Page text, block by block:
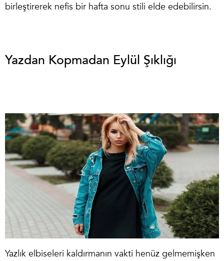
birleştirerek nefis bir hafta sonu stili elde edebilirsin.
Yazdan Kopmadan Eylül Şıklığı
Yazlık elbiseleri kaldırmanın vakti henüz gelmemişken